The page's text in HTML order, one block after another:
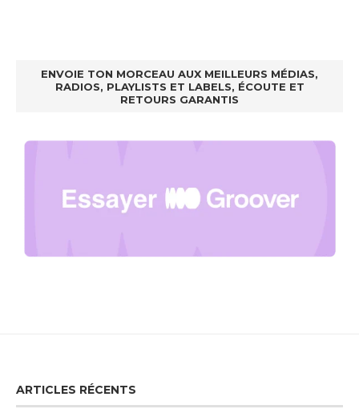
ENVOIE TON MORCEAU AUX MEILLEURS MÉDIAS,
RADIOS, PLAYLISTS ET LABELS, ÉCOUTE ET
RETOURS GARANTIS
ARTICLES RÉCENTS